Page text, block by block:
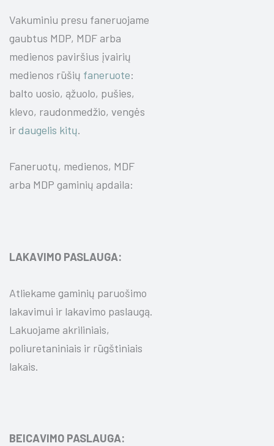
Vakuminiu presu faneruojame
gaubtus MDP, MDF arba
medienos paviršius įvairių
medienos rūšių faneruote:
balto uosio, ąžuolo, pušies,
klevo, raudonmedžio, vengės
irdaugelis kitų.
Faneruotų, medienos, MDF
arba MDP gaminių apdaila:
LAKAVIMO PASLAUGA:
Atliekame gaminių paruošimo
lakavimui ir lakavimo paslaugą.
Lakuojame akriliniais,
poliuretaniniais ir rūgštiniais
lakais.
BEICAVIMO PASLAUGA: